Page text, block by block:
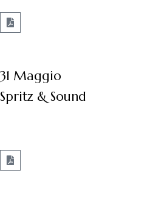
31 Maggio
Spritz & Sound